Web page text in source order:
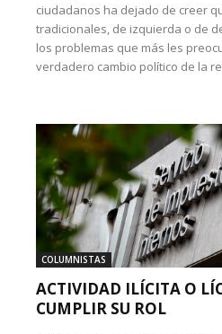
ciudadanos ha dejado de creer
tradicionales, de izquierda o de
los problemas que más les
verdadero cambio político de la
COLUMNISTAS
ACTIVIDAD ILÍCITA O
CUMPLIR SU ROL